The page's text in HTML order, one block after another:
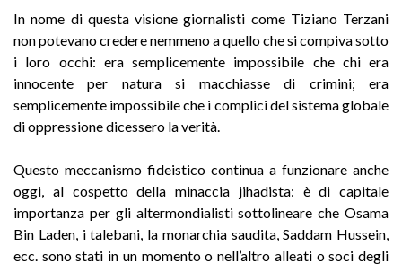
In nome di questa visione giornalisti come Tiziano Terzani
non potevano credere nemmeno a quello che si compiva sotto
i loro occhi: era semplicemente impossibile che chi era
innocente per natura si macchiasse di crimini; era
semplicemente impossibile che i complici del sistema globale
di oppressione dicessero la verità.
Questo meccanismo fideistico continua a funzionare anche
oggi, al cospetto della minaccia jihadista: è di capitale
importanza per gli altermondialisti sottolineare che Osama
Bin Laden, i talebani, la monarchia saudita, Saddam Hussein,
ecc. sono stati in un momento o nell’altro alleati o soci degli